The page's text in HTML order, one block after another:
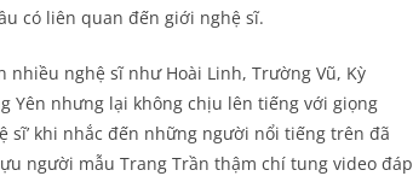
có liên quan đến giới nghệ sĩ.
nghệ sĩ như Hoài Linh, Trường Vũ, Kỳ
Yên nhưng lại không chịu lên tiếng với giọng
sĩ’ khi nhắc đến những người nổi tiếng trên đã
người mẫu Trang Trần thậm chí tung video đáp